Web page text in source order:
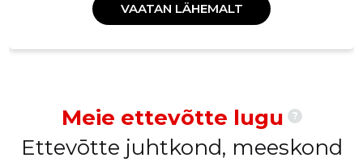
VAATAN LÄHEMALT
Meie ettevõtte lugu ?
Ettevōtte juhtkond, meeskond